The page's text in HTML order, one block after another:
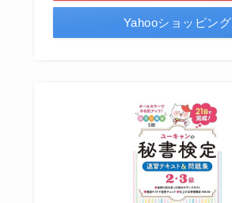
Yahooショッピング